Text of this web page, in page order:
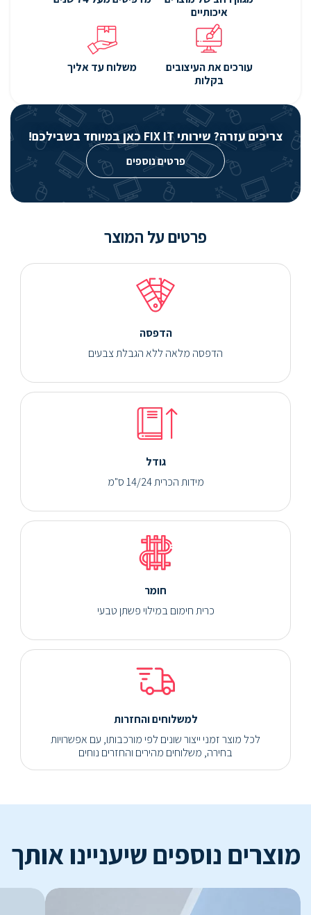
איכותיים
עורכים את העיצובים
בקלות
משלוח עד אליך
צריכים עזרה? שירותי FIX IT כאן במיוחד בשבילכם!
פרטים נוספים
פרטים על המוצר
הדפסה
הדפסה מלאה ללא הגבלת צבעים
גודל
מידות הכרית 14/24 ס"מ
חומר
כרית חימום במילוי פשתן טבעי
למשלוחים והחזרות
לכל מוצר זמני ייצור שונים לפי מורכבותו, עם אפשרויות
בחירה, משלוחים מהירים והחזרים נוחים
מוצרים נוספים שיעניינו אותך